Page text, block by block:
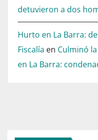
detuvieron a dos
Hurto en La Barra:
Fiscalía en Culminó
en La Barra: